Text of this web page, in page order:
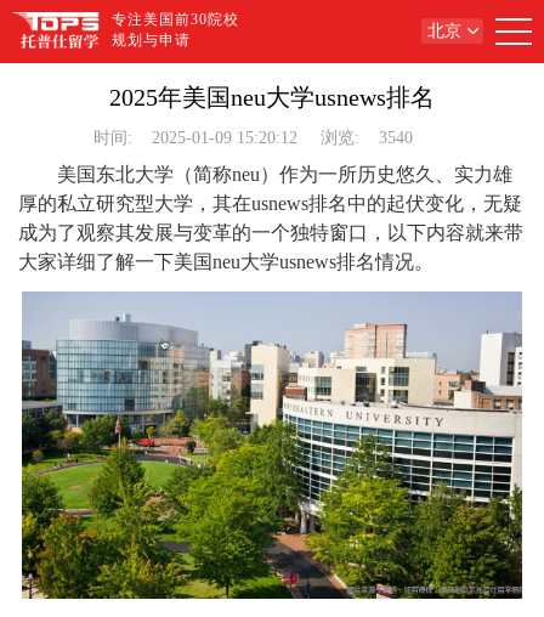
专注美国前30院校
规划与申请
北京
2025年美国neu大学usnews排名
时间: 2025-01-09 15:20:12 浏览: 3540
美国东北大学（简称neu）作为一所历史悠久、实力雄
厚的私立研究型大学，其在usnews排名中的起伏变化，无疑
成为了观察其发展与变革的一个独特窗口，以下内容就来带
大家详细了解一下美国neu大学usnews排名情况。